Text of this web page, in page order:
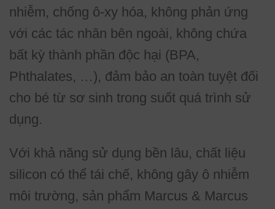
nhiễm, chống ô-xy hóa, không phản ứng
với các tác nhân bên ngoài, không chứa
bất kỳ thành phần độc hại (BPA,
Phthalates, …), đảm bảo an toàn tuyệt đối
cho bé từ sơ sinh trong suốt quá trình sử
dụng.
Với khả năng sử dụng bền lâu, chất liệu
silicon có thể tái chế, không gây ô nhiễm
môi trường, sản phẩm Marcus & Marcus